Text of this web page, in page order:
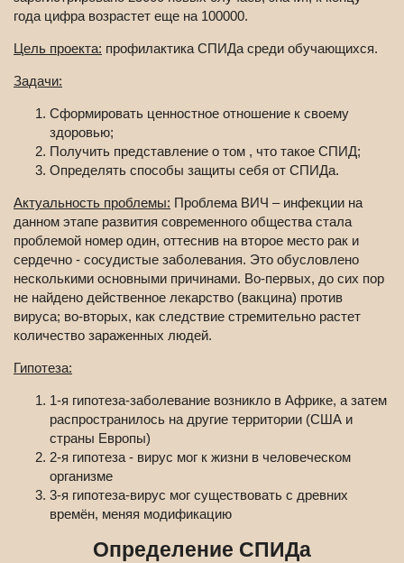
года цифра возрастет еще на 100000.
Цель проекта: профилактика СПИДа среди обучающихся.
Задачи:
Сформировать ценностное отношение к своему
здоровью;
Получить представление о том , что такое СПИД;
Определять способы защиты себя от СПИДа.
Актуальность проблемы: Проблема ВИЧ – инфекции на
данном этапе развития современного общества стала
проблемой номер один, оттеснив на второе место рак и
сердечно - сосудистые заболевания. Это обусловлено
несколькими основными причинами. Во-первых, до сих пор
не найдено действенное лекарство (вакцина) против
вируса; во-вторых, как следствие стремительно растет
количество зараженных людей.
Гипотеза:
1-я гипотеза-заболевание возникло в Африке, а затем
распространилось на другие территории (США и
страны Европы)
2-я гипотеза - вирус мог к жизни в человеческом
организме
3-я гипотеза-вирус мог существовать с древних
времён, меняя модификацию
Определение СПИДа